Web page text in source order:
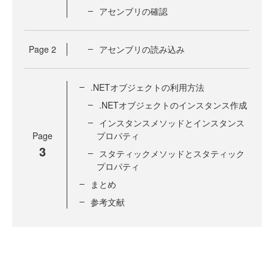
アセンブリの確認
Page 2 アセンブリの読み込み
Page
3
.NETオブジェクトの利用方法
.NETオブジェクトのインスタンス作成
インスタンスメソッドとインスタンス
プロパティ
スタティックメソッドとスタティック
プロパティ
まとめ
参考文献